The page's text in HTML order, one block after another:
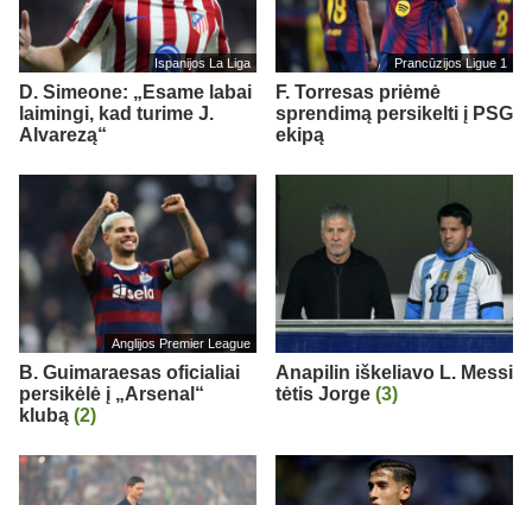
Ispanijos La Liga
D. Simeone: „Esame labai
laimingi, kad turime J.
Alvarezą“
Prancūzijos Ligue 1
F. Torresas priėmė
sprendimą persikelti į PSG
ekipą
Anglijos Premier League
B. Guimaraesas oficialiai
persikėlė į „Arsenal“
klubą (2)
Anapilin iškeliavo L. Messi
tėtis Jorge (3)